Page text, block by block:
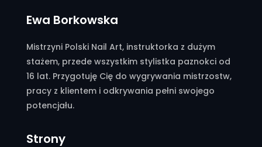
Ewa Borkowska
Mistrzyni Polski Nail Art, instruktorka z dużym
stażem, przede wszystkim stylistka paznokci od
16 lat. Przygotuję Cię do wygrywania mistrzostw,
pracy z klientem i odkrywania pełni swojego
potencjału.
Strony